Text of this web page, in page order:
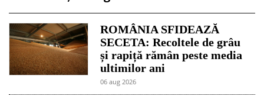
ROMÂNIA SFIDEAZĂ
SECETA: Recoltele de grâu
și rapiță rămân peste media
ultimilor ani
06 aug 2026